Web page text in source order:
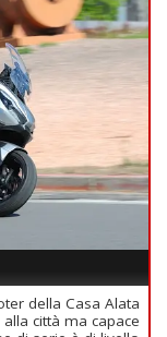
della Casa Alata
città ma capace